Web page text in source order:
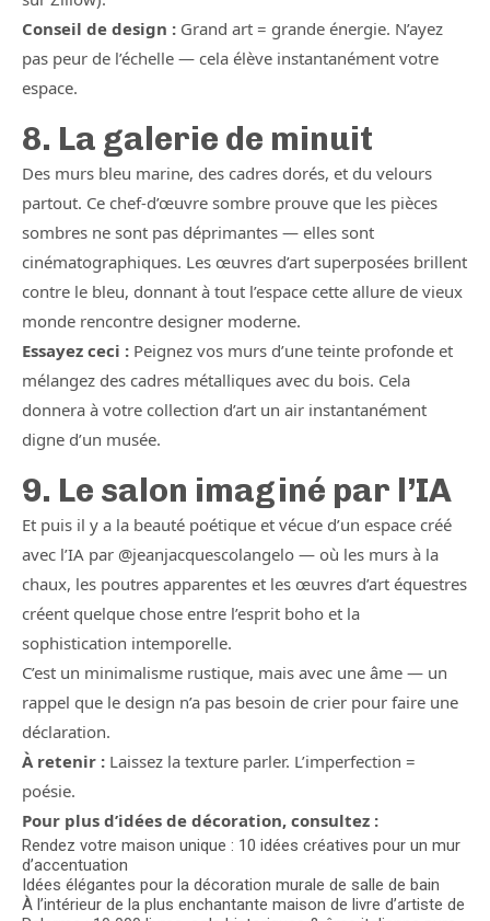
Conseil de design : Grand art = grande énergie. N’ayez
pas peur de l’échelle — cela élève instantanément votre
espace.
8. La galerie de minuit
Des murs bleu marine, des cadres dorés, et du velours
partout. Ce chef-d’œuvre sombre prouve que les pièces
sombres ne sont pas déprimantes — elles sont
cinématographiques. Les œuvres d’art superposées brillent
contre le bleu, donnant à tout l’espace cette allure de vieux
monde rencontre designer moderne.
Essayez ceci : Peignez vos murs d’une teinte profonde et
mélangez des cadres métalliques avec du bois. Cela
donnera à votre collection d’art un air instantanément
digne d’un musée.
9. Le salon imaginé par l’IA
Et puis il y a la beauté poétique et vécue d’un espace créé
avec l’IA par @jeanjacquescolangelo — où les murs à la
chaux, les poutres apparentes et les œuvres d’art équestres
créent quelque chose entre l’esprit boho et la
sophistication intemporelle.
C’est un minimalisme rustique, mais avec une âme — un
rappel que le design n’a pas besoin de crier pour faire une
déclaration.
À retenir : Laissez la texture parler. L’imperfection =
poésie.
Pour plus d’idées de décoration, consultez :
Rendez votre maison unique : 10 idées créatives pour un mur
d’accentuation
Idées élégantes pour la décoration murale de salle de bain
À l’intérieur de la plus enchantante maison de livre d’artiste de